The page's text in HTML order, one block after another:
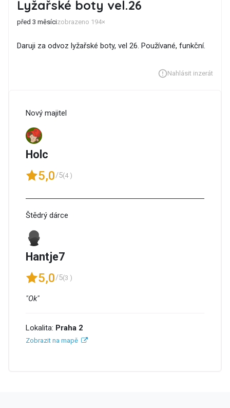
Lyžařské boty vel.26
před 3 měsícizobrazeno 194×
Daruji za odvoz lyžařské boty, vel 26. Používané, funkční.
Nahlásit inzerát
Nový majitel
Holc
5,0/5(4 )
Štědrý dárce
Hantje7
5,0/5(3 )
"Ok"
Lokalita: Praha 2
Zobrazit na mapě